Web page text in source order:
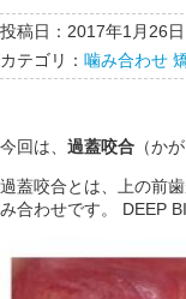
投稿日：2017年1月26日
カテゴリ： 噛み合わせ
今回は、 過蓋咬合 （か
過蓋咬合とは、上の前
み合わせです。 DEEP